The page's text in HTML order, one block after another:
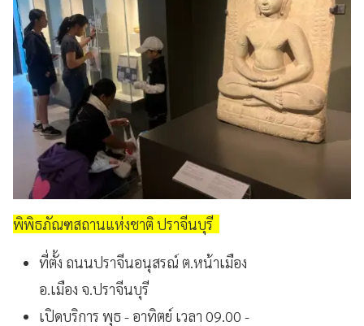
พิพิธภัณฑสถานแห่งชาติ ปราจีนบุรี
ที่ตั้ง ถนนปราจีนอนุสรณ์ ต.หน้าเมือง
อ.เมือง จ.ปราจีนบุรี
เปิดบริการ พุธ - อาทิตย์ เวลา 09.00 -